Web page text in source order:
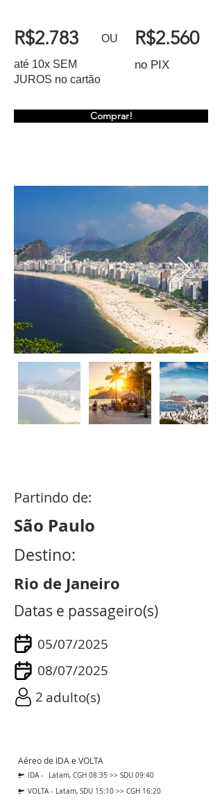
R$2.783 OU
Comprar!
R$2.560
até 10x SEM
JUROS no cartão
no PIX
Partindo de:
São Paulo
Destino:
Rio de Janeiro
Datas e passageiro(s)
05/07/2025
08/07/2025
2 adulto(s)
Aéreo de IDA e VOLTA
IDA -
Latam, CGH 08:35 >> SDU 09:40
VOLTA - Latam, SDU 15:10 >> CGH 16:20